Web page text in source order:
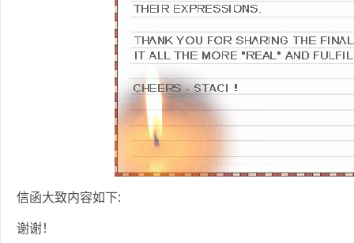
信函大致内容如下:
谢谢！